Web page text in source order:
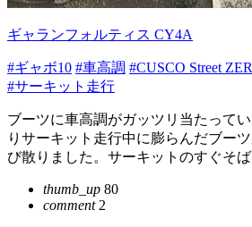
ギャランフォルティス CY4A
#ギャボ10 #車高調 #CUSCO Street
#サーキット走行
ブーツに車高調がガッツリ当たって
りサーキット走行中に膨らんだブー
び散りました。サーキットのすぐそ
thumb_up 80
comment2